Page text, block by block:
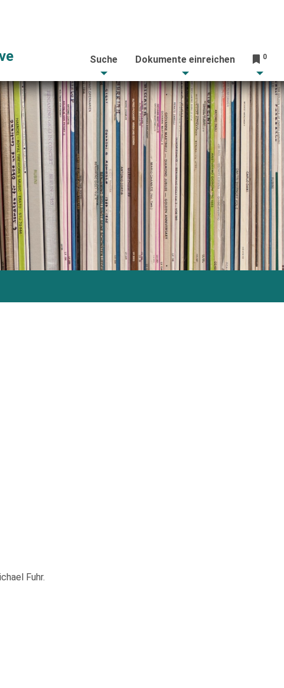
Suche Dokumente einreichen 0
Fuhr.